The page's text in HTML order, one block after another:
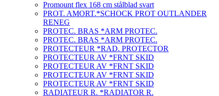
Promount flex 168 cm stålblad svart
PROT. AMORT.*SCHOCK PROT OUTLANDER
RENEG
PROTEC. BRAS *ARM PROTEC.
PROTEC. BRAS *ARM PROTEC.
PROTECTEUR *RAD. PROTECTOR
PROTECTEUR AV *FRNT SKID
PROTECTEUR AV *FRNT SKID
PROTECTEUR AV *FRNT SKID
PROTECTEUR AV *FRNT SKID
RADIATEUR R. *RADIATOR R.